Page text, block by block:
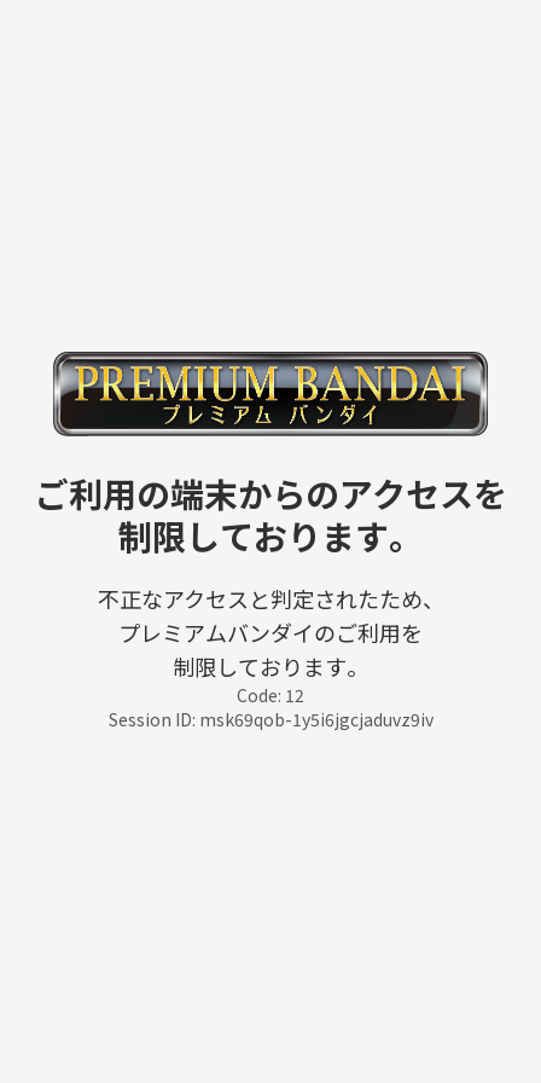
ご利用の端末からのアクセスを
制限しております。
不正なアクセスと判定されたため、
プレミアムバンダイのご利用を
制限しております。
Code: 12
Session ID: msk69qob-1y5i6jgcjaduvz9iv